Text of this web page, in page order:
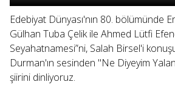
Edebiyat Dünyası'nın 80. bölümünde
Gülhan Tuba Çelik ile Ahmed Lütfi
Seyahatnamesi”ni, Salah Birsel'i
Durman'ın sesinden "Ne Diyeyim
şiirini dinliyoruz.